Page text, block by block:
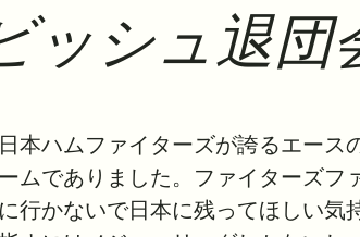
ッシュ退団
本ハムファイターズが誇るエース
ムでありました。ファイターズフ
行かないで日本に残ってほしい気